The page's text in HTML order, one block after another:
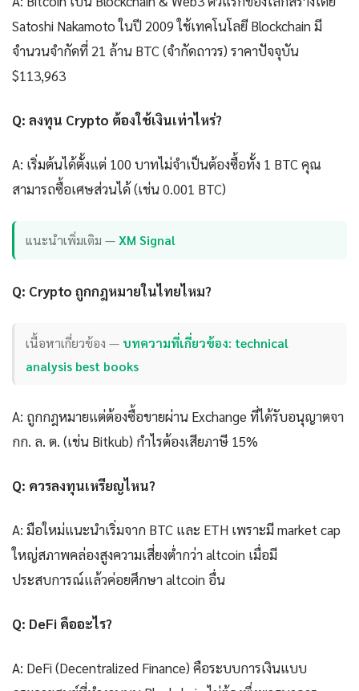
Satoshi Nakamoto ในปี 2009 ใช้เทคโนโลยี Blockchain มี
จำนวนจำกัดที่ 21 ล้าน BTC (จำกัดถาวร) ราคาปัจจุบัน
$113,963
Q: ลงทุน Crypto ต้องใช้เงินเท่าไหร่?
A: เริ่มต้นได้ตั้งแต่ 100 บาทไม่จำเป็นต้องซื้อทั้ง 1 BTC คุณ
สามารถซื้อเศษส่วนได้ (เช่น 0.001 BTC)
แนะนำเพิ่มเติม —XM Signal
Q: Crypto ถูกกฎหมายในไทยไหม?
เนื้อหาเกี่ยวข้อง — บทความที่เกี่ยวข้อง: technical
analysis best books
A: ถูกกฎหมายแต่ต้องซื้อขายผ่าน Exchange ที่ได้รับอนุญาตจา
กก. ล. ต. (เช่น Bitkub) กำไรต้องเสียภาษี 15%
Q: ควรลงทุนเหรียญไหน?
A: มือใหม่แนะนำเริ่มจาก BTC และ ETH เพราะมี market cap
ใหญ่สภาพคล่องสูงความเสี่ยงต่ำกว่า altcoin เมื่อมี
ประสบการณ์แล้วค่อยศึกษา altcoin อื่น
Q: DeFi คืออะไร?
A: DeFi (Decentralized Finance) คือระบบการเงินแบบ